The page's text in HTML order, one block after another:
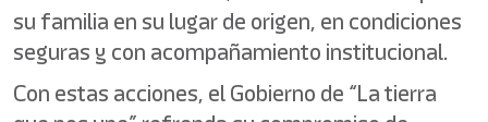
su familia en su lugar de origen, en condiciones
seguras y con acompañamiento institucional.
Con estas acciones, el Gobierno de “La tierra